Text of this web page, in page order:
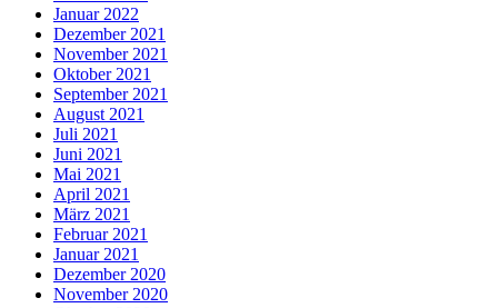
Januar 2022
Dezember 2021
November 2021
Oktober 2021
September 2021
August 2021
Juli 2021
Juni 2021
Mai 2021
April 2021
März 2021
Februar 2021
Januar 2021
Dezember 2020
November 2020